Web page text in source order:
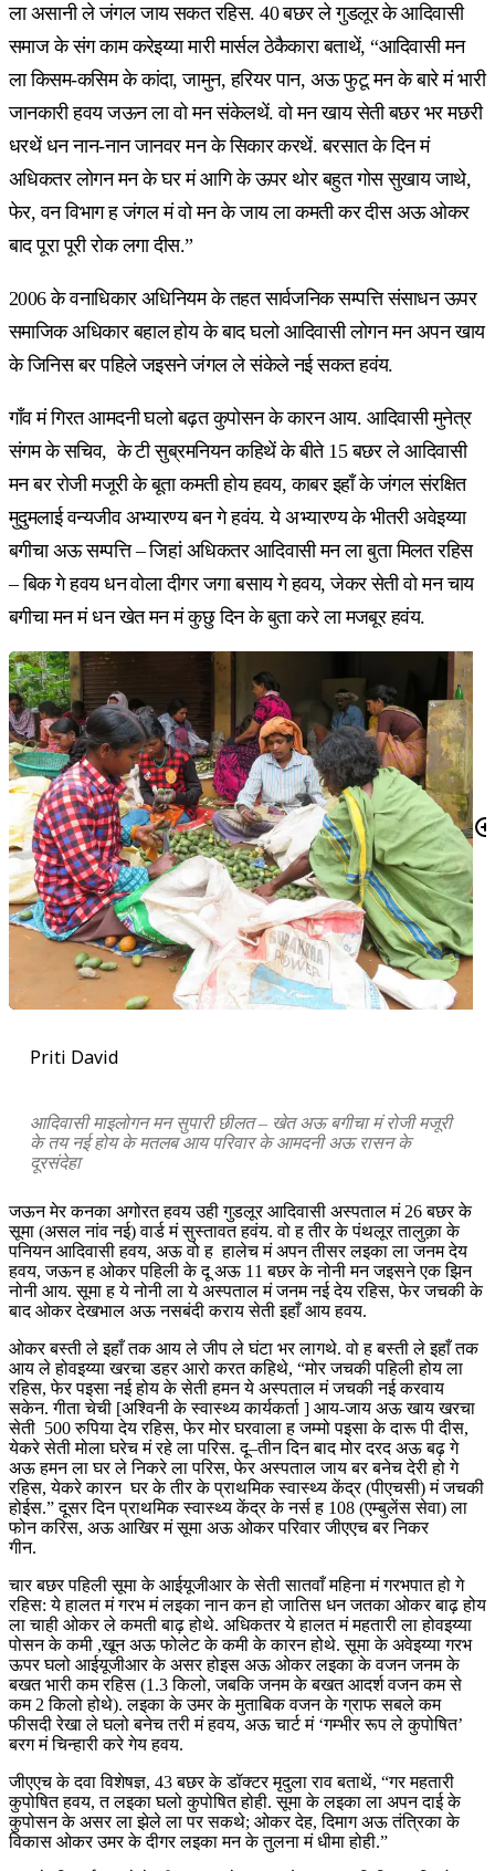
ला असानी ले जंगल जाय सकत रहिस. 40 बछर ले गुडलूर के आदिवासी
समाज के संग काम करेइय्या मारी मार्सल ठेकैकारा बताथें, “आदिवासी मन
ला किसम-कसिम के कांदा, जामुन, हरियर पान, अऊ फुटू मन के बारे मं भारी
जानकारी हवय जऊन ला वो मन संकेलथें. वो मन खाय सेती बछर भर मछरी
धरथें धन नान-नान जानवर मन के सिकार करथें. बरसात के दिन मं
अधिकतर लोगन मन के घर मं आगि के ऊपर थोर बहुत गोस सुखाय जाथे,
फेर, वन विभाग ह जंगल मं वो मन के जाय ला कमती कर दीस अऊ ओकर
बाद पूरा पूरी रोक लगा दीस.”
2006 के वनाधिकार अधिनियम के तहत सार्वजनिक सम्पत्ति संसाधन ऊपर
समाजिक अधिकार बहाल होय के बाद घलो आदिवासी लोगन मन अपन खाय
के जिनिस बर पहिले जइसने जंगल ले संकेले नई सकत हवंय.
गाँव मं गिरत आमदनी घलो बढ़त कुपोसन के कारन आय. आदिवासी मुनेत्र
संगम के सचिव, के टी सुब्रमनियन कहिथें के बीते 15 बछर ले आदिवासी
मन बर रोजी मजूरी के बूता कमती होय हवय, काबर इहाँ के जंगल संरक्षित
मुदुमलाई वन्यजीव अभ्यारण्य बन गे हवंय. ये अभ्यारण्य के भीतरी अवेइय्या
बगीचा अऊ सम्पत्ति – जिहां अधिकतर आदिवासी मन ला बुता मिलत रहिस
– बिक गे हवय धन वोला दीगर जगा बसाय गे हवय, जेकर सेती वो मन चाय
बगीचा मन मं धन खेत मन मं कुछु दिन के बुता करे ला मजबूर हवंय.
Priti David
आदिवासी माइलोगन मन सुपारी छीलत – खेत अऊ बगीचा मं रोजी मजूरी
के तय नई होय के मतलब आय परिवार के आमदनी अऊ रासन के
दूरसंदेहा
जऊन मेर कनका अगोरत हवय उही गुडलूर आदिवासी अस्पताल मं 26 बछर के
सूमा (असल नांव नई) वार्ड मं सुस्तावत हवंय. वो ह तीर के पंथलूर तालुक़ा के
पनियन आदिवासी हवय, अऊ वो ह हालेच मं अपन तीसर लइका ला जनम देय
हवय, जऊन ह ओकर पहिली के दू अऊ 11 बछर के नोनी मन जइसने एक झिन
नोनी आय. सूमा ह ये नोनी ला ये अस्पताल मं जनम नई देय रहिस, फेर जचकी के
बाद ओकर देखभाल अऊ नसबंदी कराय सेती इहाँ आय हवय.
ओकर बस्ती ले इहाँ तक आय ले जीप ले घंटा भर लागथे. वो ह बस्ती ले इहाँ तक
आय ले होवइय्या खरचा डहर आरो करत कहिथे, “मोर जचकी पहिली होय ला
रहिस, फेर पइसा नई होय के सेती हमन ये अस्पताल मं जचकी नई करवाय
सकेन. गीता चेची [अश्विनी के स्वास्थ्य कार्यकर्ता ] आय-जाय अऊ खाय खरचा
सेती 500 रुपिया देय रहिस, फेर मोर घरवाला ह जम्मो पइसा के दारू पी दीस,
येकरे सेती मोला घरेच मं रहे ला परिस. दू–तीन दिन बाद मोर दरद अऊ बढ़ गे
अऊ हमन ला घर ले निकरे ला परिस, फेर अस्पताल जाय बर बनेच देरी हो गे
रहिस, येकरे कारन घर के तीर के प्राथमिक स्वास्थ्य केंद्र (पीएचसी) मं जचकी
होईस.” दूसर दिन प्राथमिक स्वास्थ्य केंद्र के नर्स ह 108 (एम्बुलेंस सेवा) ला
फोन करिस, अऊ आखिर मं सूमा अऊ ओकर परिवार जीएएच बर निकर
गीन.
चार बछर पहिली सूमा के आईयूजीआर के सेती सातवाँ महिना मं गरभपात हो गे
रहिस: ये हालत मं गरभ मं लइका नान कन हो जातिस धन जतका ओकर बाढ़ होय
ला चाही ओकर ले कमती बाढ़ होथे. अधिकतर ये हालत मं महतारी ला होवइय्या
पोसन के कमी ,खून अऊ फोलेट के कमी के कारन होथे. सूमा के अवेइय्या गरभ
ऊपर घलो आईयूजीआर के असर होइस अऊ ओकर लइका के वजन जनम के
बखत भारी कम रहिस (1.3 किलो, जबकि जनम के बखत आदर्श वजन कम से
कम 2 किलो होथे). लइका के उमर के मुताबिक वजन के ग्राफ सबले कम
फीसदी रेखा ले घलो बनेच तरी मं हवय, अऊ चार्ट मं ‘गम्भीर रूप ले कुपोषित’
बरग मं चिन्हारी करे गेय हवय.
जीएएच के दवा विशेषज्ञ, 43 बछर के डॉक्टर मृदुला राव बताथें, “गर महतारी
कुपोषित हवय, त लइका घलो कुपोषित होही. सूमा के लइका ला अपन दाई के
कुपोसन के असर ला झेले ला पर सकथे; ओकर देह, दिमाग अऊ तंत्रिका के
विकास ओकर उमर के दीगर लइका मन के तुलना मं धीमा होही.”